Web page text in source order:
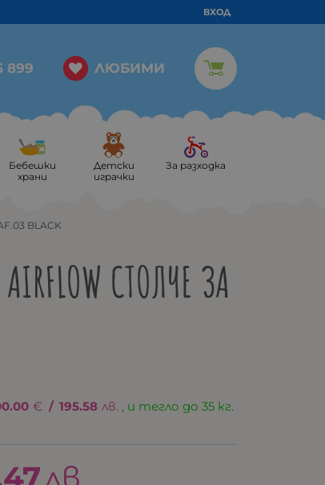
ВХОД
899 ЛЮБИМИ
Бебешки
храни
Детски
играчки
За разходка
BLACK
СТОЛЧЕ ЗА
€ / 195.58 лв. , и тегло до 35 кг.
лв.